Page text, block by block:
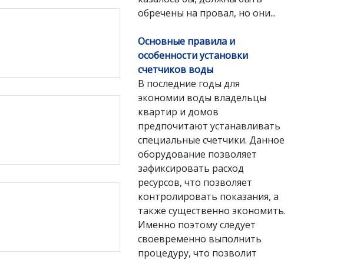
обречены на провал, но они...
Основные правила и
особенности установки
счетчиков воды
В последние годы для
экономии воды владельцы
квартир и домов
предпочитают устанавливать
специальные счетчики. Данное
оборудование позволяет
зафиксировать расход
ресурсов, что позволяет
контролировать показания, а
также существенно экономить.
Именно поэтому следует
своевременно выполнить
процедуру, что позволит